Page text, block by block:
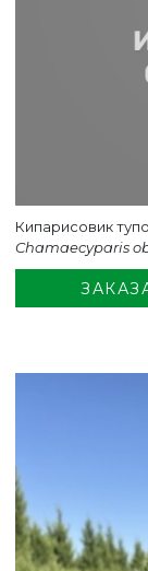
Кипарисовик
Chamaecyparis